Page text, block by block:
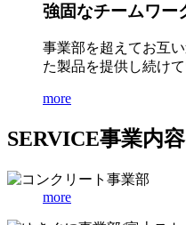
強固なチームワー
事業部を超えてお互
た製品を提供し続けて
more
SERVICE事業内容
more